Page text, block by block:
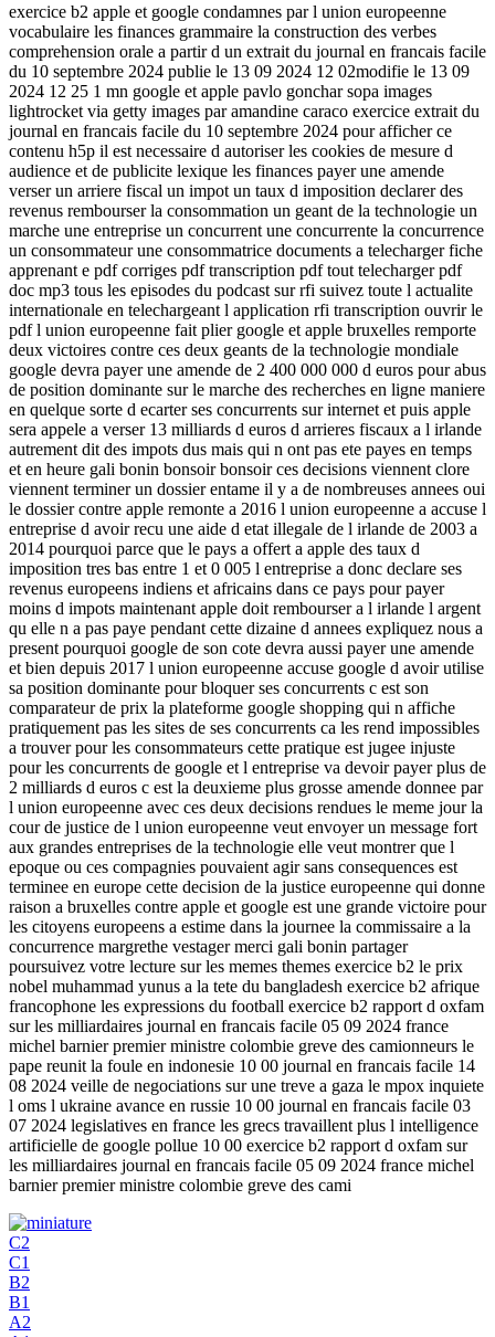
exercice b2 apple et google condamnes par l union europeenne
vocabulaire les finances grammaire la construction des verbes
comprehension orale a partir d un extrait du journal en francais facile
du 10 septembre 2024 publie le 13 09 2024 12 02modifie le 13 09
2024 12 25 1 mn google et apple pavlo gonchar sopa images
lightrocket via getty images par amandine caraco exercice extrait du
journal en francais facile du 10 septembre 2024 pour afficher ce
contenu h5p il est necessaire d autoriser les cookies de mesure d
audience et de publicite lexique les finances payer une amende
verser un arriere fiscal un impot un taux d imposition declarer des
revenus rembourser la consommation un geant de la technologie un
marche une entreprise un concurrent une concurrente la concurrence
un consommateur une consommatrice documents a telecharger fiche
apprenant e pdf corriges pdf transcription pdf tout telecharger pdf
doc mp3 tous les episodes du podcast sur rfi suivez toute l actualite
internationale en telechargeant l application rfi transcription ouvrir le
pdf l union europeenne fait plier google et apple bruxelles remporte
deux victoires contre ces deux geants de la technologie mondiale
google devra payer une amende de 2 400 000 000 d euros pour abus
de position dominante sur le marche des recherches en ligne maniere
en quelque sorte d ecarter ses concurrents sur internet et puis apple
sera appele a verser 13 milliards d euros d arrieres fiscaux a l irlande
autrement dit des impots dus mais qui n ont pas ete payes en temps
et en heure gali bonin bonsoir bonsoir ces decisions viennent clore
viennent terminer un dossier entame il y a de nombreuses annees oui
le dossier contre apple remonte a 2016 l union europeenne a accuse l
entreprise d avoir recu une aide d etat illegale de l irlande de 2003 a
2014 pourquoi parce que le pays a offert a apple des taux d
imposition tres bas entre 1 et 0 005 l entreprise a donc declare ses
revenus europeens indiens et africains dans ce pays pour payer
moins d impots maintenant apple doit rembourser a l irlande l argent
qu elle n a pas paye pendant cette dizaine d annees expliquez nous a
present pourquoi google de son cote devra aussi payer une amende
et bien depuis 2017 l union europeenne accuse google d avoir utilise
sa position dominante pour bloquer ses concurrents c est son
comparateur de prix la plateforme google shopping qui n affiche
pratiquement pas les sites de ses concurrents ca les rend impossibles
a trouver pour les consommateurs cette pratique est jugee injuste
pour les concurrents de google et l entreprise va devoir payer plus de
2 milliards d euros c est la deuxieme plus grosse amende donnee par
l union europeenne avec ces deux decisions rendues le meme jour la
cour de justice de l union europeenne veut envoyer un message fort
aux grandes entreprises de la technologie elle veut montrer que l
epoque ou ces compagnies pouvaient agir sans consequences est
terminee en europe cette decision de la justice europeenne qui donne
raison a bruxelles contre apple et google est une grande victoire pour
les citoyens europeens a estime dans la journee la commissaire a la
concurrence margrethe vestager merci gali bonin partager
poursuivez votre lecture sur les memes themes exercice b2 le prix
nobel muhammad yunus a la tete du bangladesh exercice b2 afrique
francophone les expressions du football exercice b2 rapport d oxfam
sur les milliardaires journal en francais facile 05 09 2024 france
michel barnier premier ministre colombie greve des camionneurs le
pape reunit la foule en indonesie 10 00 journal en francais facile 14
08 2024 veille de negociations sur une treve a gaza le mpox inquiete
l oms l ukraine avance en russie 10 00 journal en francais facile 03
07 2024 legislatives en france les grecs travaillent plus l intelligence
artificielle de google pollue 10 00 exercice b2 rapport d oxfam sur
les milliardaires journal en francais facile 05 09 2024 france michel
barnier premier ministre colombie greve des cami
C2
C1
B2
B1
A2